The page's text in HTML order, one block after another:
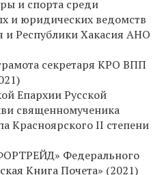
и спорта среди
и юридических ведомств
и Республики Хакасия АНО
секретаря КРО ВПП
Епархии Русской
священномученика
Красноярского II степени
Федерального
Книга Почета» (2021)